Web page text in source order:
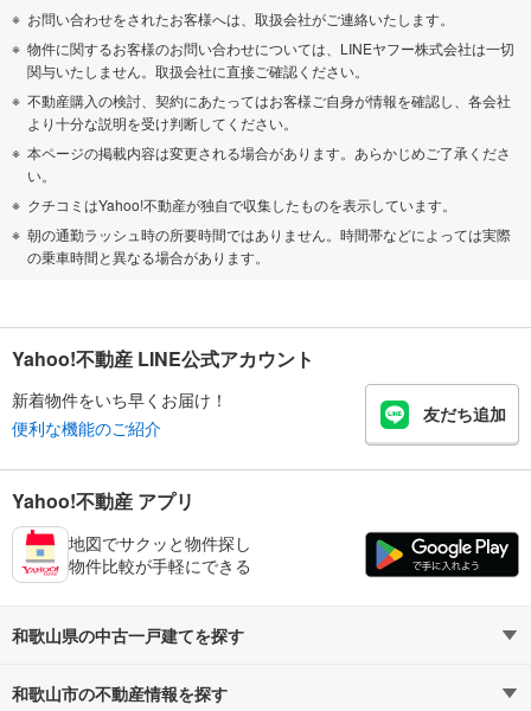
お問い合わせをされたお客様へは、取扱会社がご連絡いたします。
物件に関するお客様のお問い合わせについては、LINEヤフー株式会社は一切
関与いたしません。取扱会社に直接ご確認ください。
不動産購入の検討、契約にあたってはお客様ご自身が情報を確認し、各会社
より十分な説明を受け判断してください。
本ページの掲載内容は変更される場合があります。あらかじめご了承くださ
い。
クチコミはYahoo!不動産が独自で収集したものを表示しています。
朝の通勤ラッシュ時の所要時間ではありません。時間帯などによっては実際
の乗車時間と異なる場合があります。
Yahoo!不動産 LINE公式アカウント
新着物件をいち早くお届け！
便利な機能のご紹介
友だち追加
Yahoo!不動産 アプリ
地図でサクッと物件探し
物件比較が手軽にできる
和歌山県の中古一戸建てを探す
路線・駅から探す
和歌山市の不動産情報を探す